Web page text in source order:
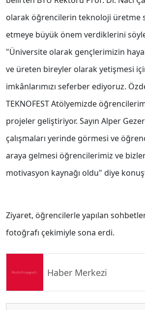
olarak öğrencilerin teknoloji üretme
etmeye büyük önem verdiklerini
"Üniversite olarak gençlerimizin
ve üreten bireyler olarak yetişmesi
imkânlarımızı seferber ediyoruz.
TEKNOFEST Atölyemizde
projeler geliştiriyor. Sayın Alper
çalışmaları yerinde görmesi ve
araya gelmesi öğrencilerimiz ve
motivasyon kaynağı oldu" diye
Ziyaret, öğrencilerle yapılan
fotoğrafı çekimiyle sona erdi.
Haber Merkezi